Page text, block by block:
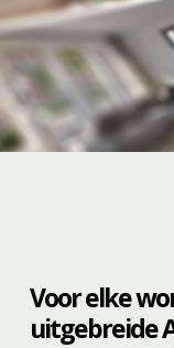
Voor elke
uitgebreide